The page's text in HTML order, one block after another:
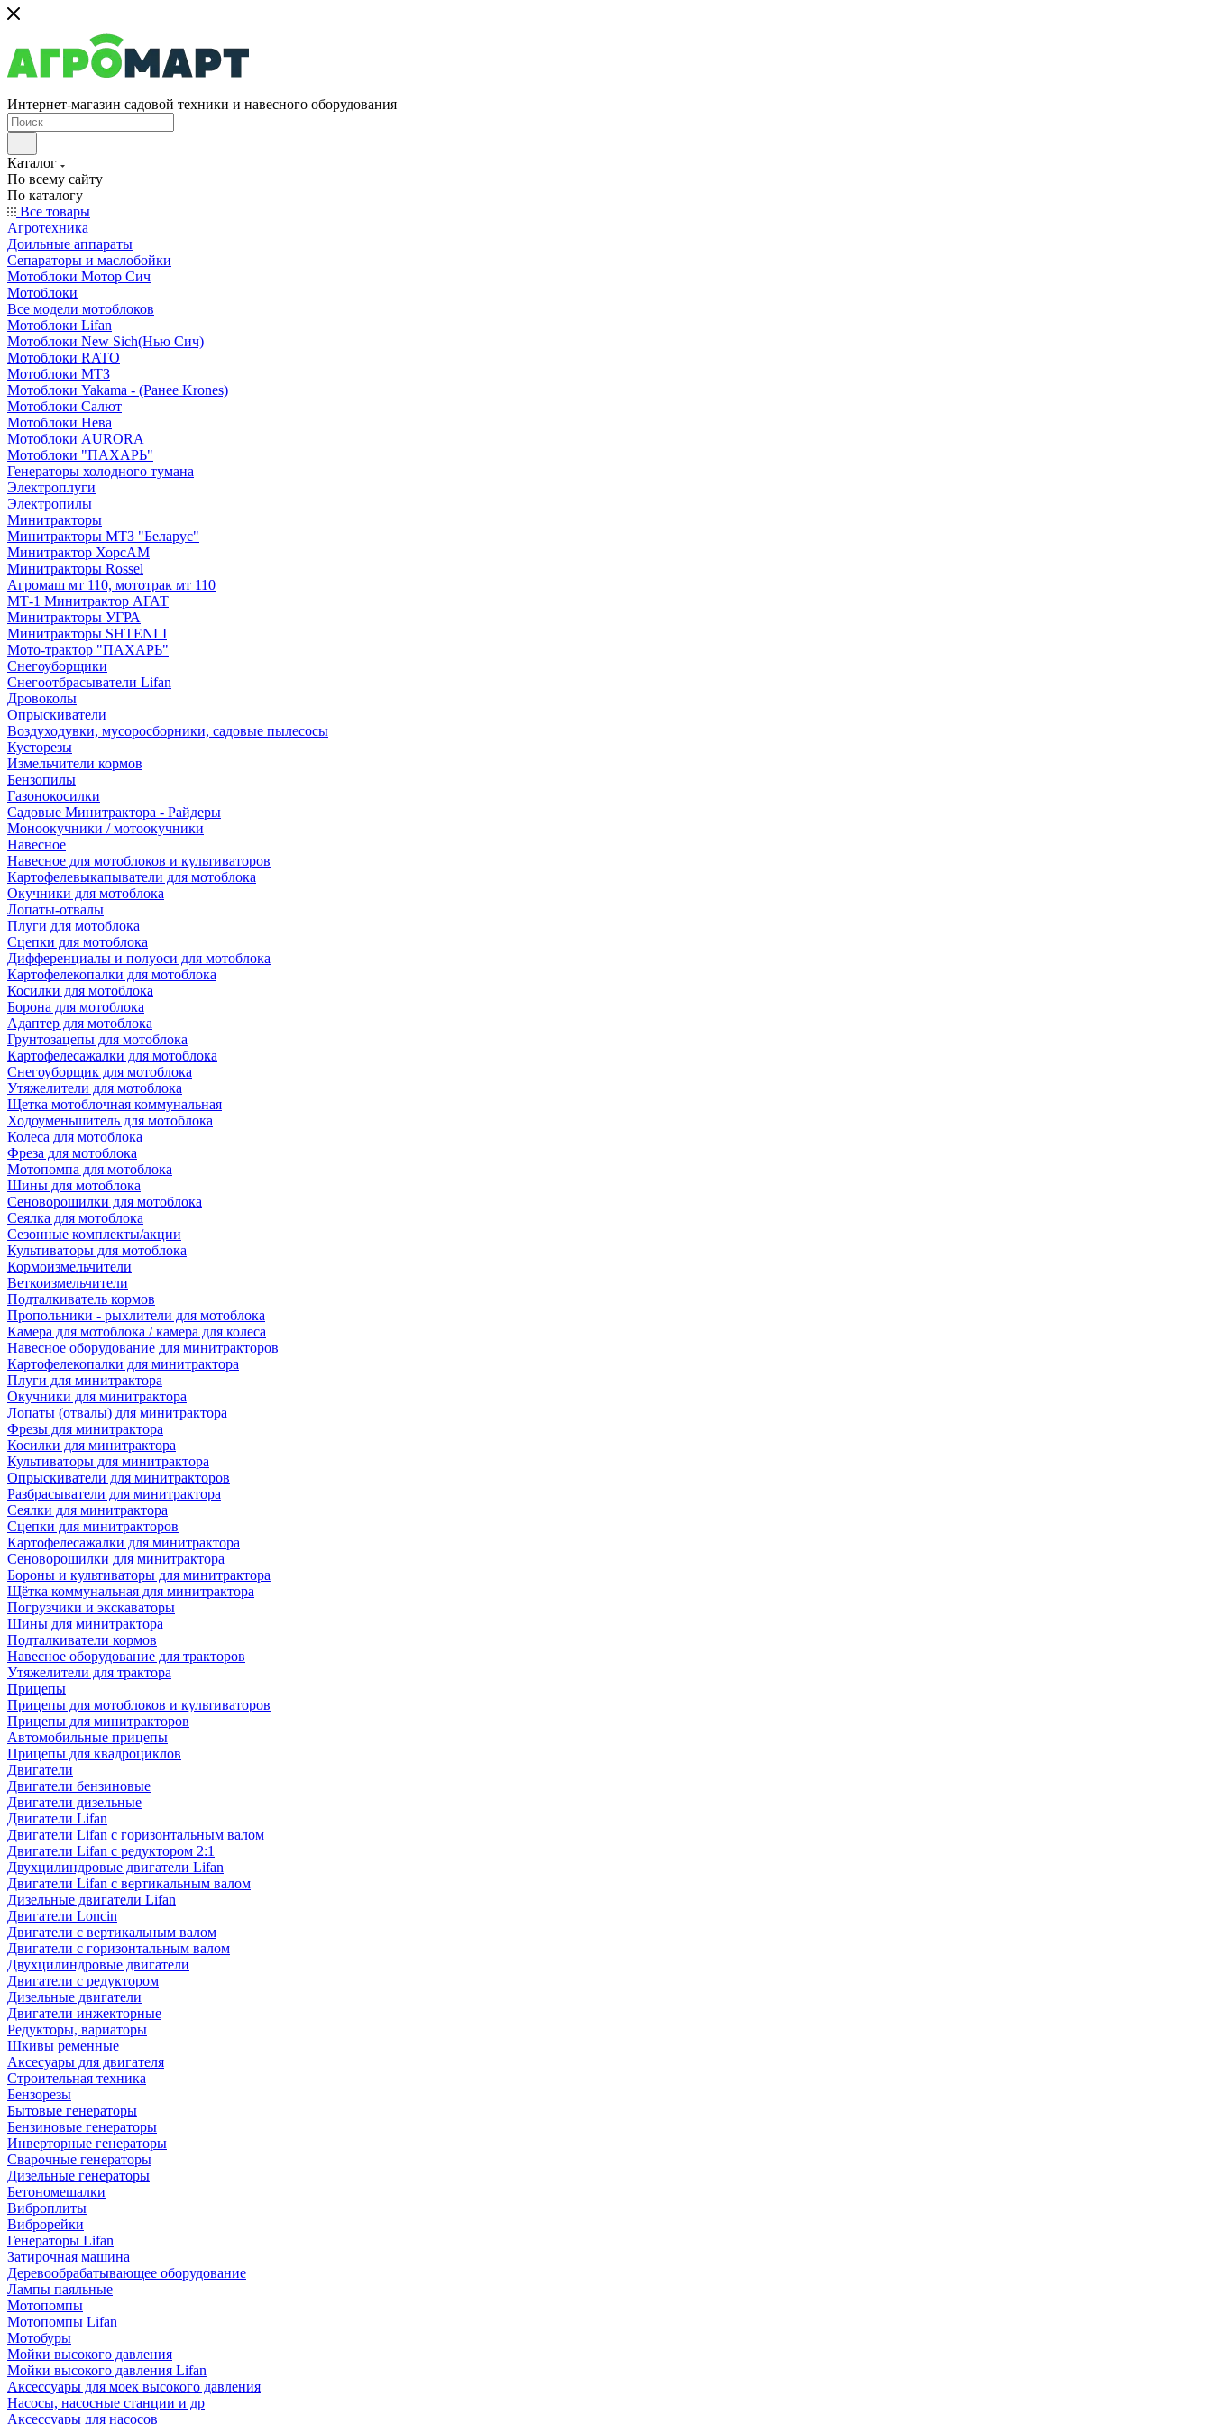
Интернет-магазин садовой техники и навесного оборудования
Каталог
По всему сайту
По каталогу
Все товары
Агротехника
Доильные аппараты
Сепараторы и маслобойки
Мотоблоки Мотор Сич
Мотоблоки
Все модели мотоблоков
Мотоблоки Lifan
Мотоблоки New Sich(Нью Сич)
Мотоблоки RATO
Мотоблоки МТЗ
Мотоблоки Yakama - (Ранее Krones)
Мотоблоки Салют
Мотоблоки Нева
Мотоблоки AURORA
Мотоблоки "ПАХАРЬ"
Генераторы холодного тумана
Электроплуги
Электропилы
Минитракторы
Минитракторы МТЗ "Беларус"
Минитрактор ХорсАМ
Минитракторы Rossel
Агромаш мт 110, мототрак мт 110
МТ-1 Минитрактор АГАТ
Минитракторы УГРА
Минитракторы SHTENLI
Мото-трактор "ПАХАРЬ"
Снегоуборщики
Снегоотбрасыватели Lifan
Дровоколы
Опрыскиватели
Воздуходувки, мусоросборники, cадовые пылесосы
Кусторезы
Измельчители кормов
Бензопилы
Газонокосилки
Садовые Минитрактора - Райдеры
Моноокучники / мотоокучники
Навесное
Навесное для мотоблоков и культиваторов
Картофелевыкапыватели для мотоблока
Окучники для мотоблока
Лопаты-отвалы
Плуги для мотоблока
Сцепки для мотоблока
Дифференциалы и полуоси для мотоблока
Картофелекопалки для мотоблока
Косилки для мотоблока
Борона для мотоблока
Адаптер для мотоблока
Грунтозацепы для мотоблока
Картофелесажалки для мотоблока
Снегоуборщик для мотоблока
Утяжелители для мотоблока
Щетка мотоблочная коммунальная
Ходоуменьшитель для мотоблока
Колеса для мотоблока
Фреза для мотоблока
Мотопомпа для мотоблока
Шины для мотоблока
Сеноворошилки для мотоблока
Сеялка для мотоблока
Сезонные комплекты/акции
Культиваторы для мотоблока
Кормоизмельчители
Веткоизмельчители
Подталкиватель кормов
Пропольники - рыхлители для мотоблока
Камера для мотоблока / камера для колеса
Навесное оборудование для минитракторов
Картофелекопалки для минитрактора
Плуги для минитрактора
Окучники для минитрактора
Лопаты (отвалы) для минитрактора
Фрезы для минитрактора
Косилки для минитрактора
Культиваторы для минитрактора
Опрыскиватели для минитракторов
Разбрасыватели для минитрактора
Сеялки для минитрактора
Сцепки для минитракторов
Картофелесажалки для минитрактора
Сеноворошилки для минитрактора
Бороны и культиваторы для минитрактора
Щётка коммунальная для минитрактора
Погрузчики и экскаваторы
Шины для минитрактора
Подталкиватели кормов
Навесное оборудование для тракторов
Утяжелители для трактора
Прицепы
Прицепы для мотоблоков и культиваторов
Прицепы для минитракторов
Автомобильные прицепы
Прицепы для квадроциклов
Двигатели
Двигатели бензиновые
Двигатели дизельные
Двигатели Lifan
Двигатели Lifan с горизонтальным валом
Двигатели Lifan с редуктором 2:1
Двухцилиндровые двигатели Lifan
Двигатели Lifan с вертикальным валом
Дизельные двигатели Lifan
Двигатели Loncin
Двигатели с вертикальным валом
Двигатели с горизонтальным валом
Двухцилиндровые двигатели
Двигатели с редуктором
Дизельные двигатели
Двигатели инжекторные
Редукторы, вариаторы
Шкивы ременные
Аксесуары для двигателя
Строительная техника
Бензорезы
Бытовые генераторы
Бензиновые генераторы
Инверторные генераторы
Сварочные генераторы
Дизельные генераторы
Бетономешалки
Виброплиты
Виброрейки
Генераторы Lifan
Затирочная машина
Деревообрабатывающее оборудование
Лампы паяльные
Мотопомпы
Мотопомпы Lifan
Мотобуры
Мойки высокого давления
Мойки высокого давления Lifan
Аксессуары для моек высокого давления
Насосы, насосные станции и др
Аксессуары для насосов